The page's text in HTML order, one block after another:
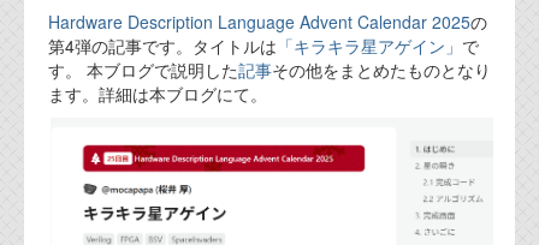
Hardware Description Language Advent Calendar 2025の
第4弾の記事です。タイトルは 「キラキラ星アゲイン」 で
す。 本ブログで説明した記事その他をまとめたものとなり
ます。詳細は本ブログにて。